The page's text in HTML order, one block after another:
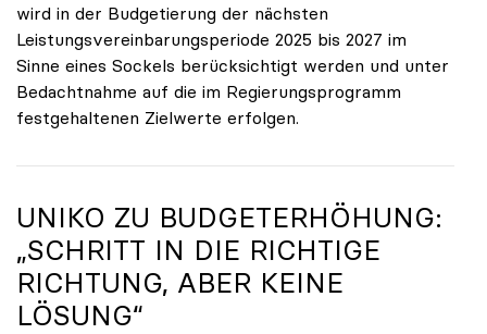
wird in der Budgetierung der nächsten
Leistungsvereinbarungsperiode 2025 bis 2027 im
Sinne eines Sockels berücksichtigt werden und unter
Bedachtnahme auf die im Regierungsprogramm
festgehaltenen Zielwerte erfolgen.
UNIKO ZU BUDGETERHÖHUNG:
„SCHRITT IN DIE RICHTIGE
RICHTUNG, ABER KEINE
LÖSUNG“